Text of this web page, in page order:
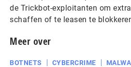
de Trickbot-exploitanten om
schaffen of te leasen te
Meer over
BOTNETS CYBERCRIME